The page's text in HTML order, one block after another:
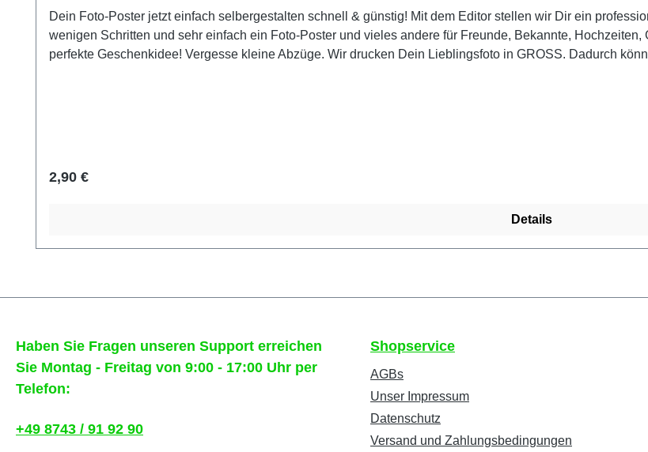
Dein Foto-Poster jetzt einfach selbergestalten schnell & günstig! Mit dem Editor stellen wir Dir ein
wenigen Schritten und sehr einfach ein Foto-Poster und vieles andere für Freunde, Bekannte,
perfekte Geschenkidee! Vergesse kleine Abzüge. Wir drucken Dein Lieblingsfoto in GROSS. Dadurch
Regulärer Preis:
2,90 €
Details
Haben Sie Fragen unseren Support erreichen
Sie Montag - Freitag von 9:00 - 17:00 Uhr per
Telefon:
+49 8743 / 91 92 90
Shopservice
AGBs
Unser Impressum
Datenschutz
Versand und Zahlungsbedingungen